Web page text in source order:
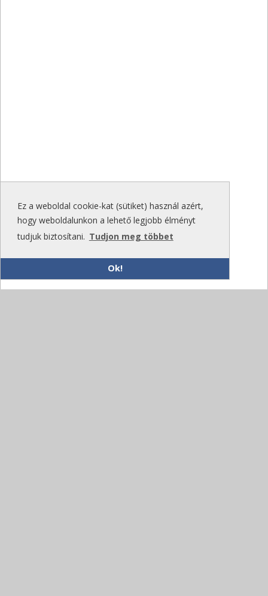
Ez a weboldal cookie-kat (sütiket) használ azért,
hogy weboldalunkon a lehető legjobb élményt
tudjuk biztosítani. Tudjon meg többet
Ok!